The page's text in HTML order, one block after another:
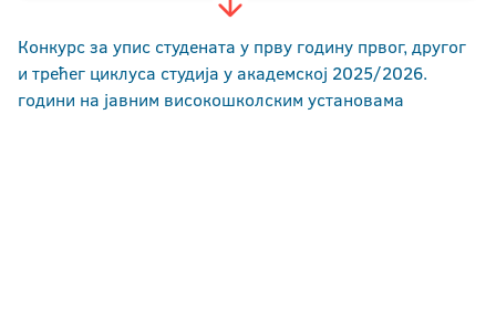
Конкурс за упис студената у прву годину првог, другог
и трећег циклуса студија у академској 2025/2026.
години на јавним високошколским установама